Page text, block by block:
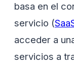
basa en el
servicio (
acceder a
servicios a